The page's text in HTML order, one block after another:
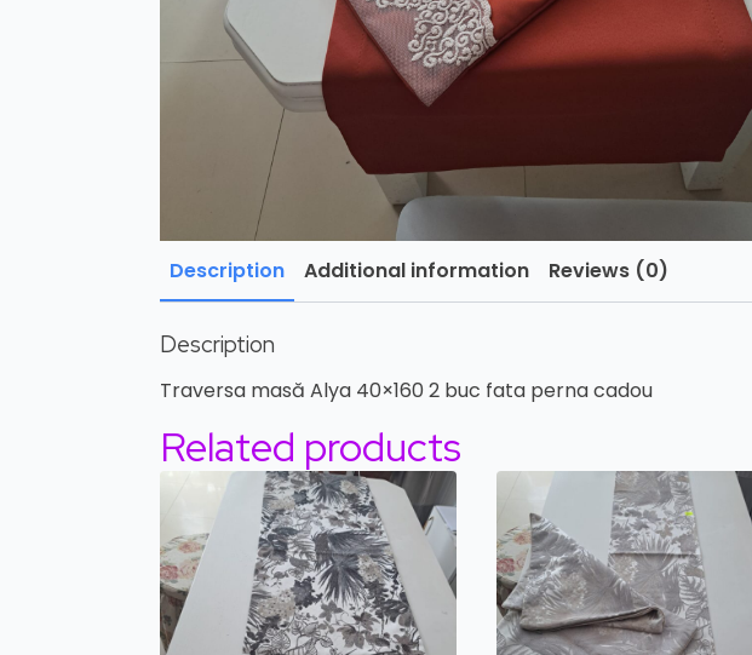
Description Additional information Reviews (0)
Description
Traversa masă Alya 40×160 2 buc fata perna cadou
Related products